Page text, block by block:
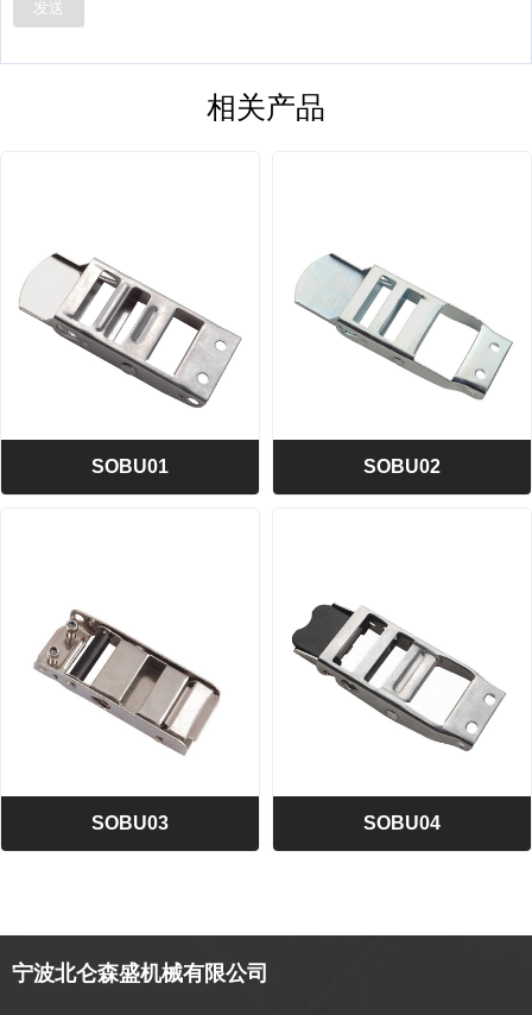
发送
相关产品
SOBU01
A=57 B=23 C=155
SOBU02
A=62 B=25 C=184
SOBU03
A=55 B=25 C=140
SOBU04
宁波北仑森盛机械有限公司